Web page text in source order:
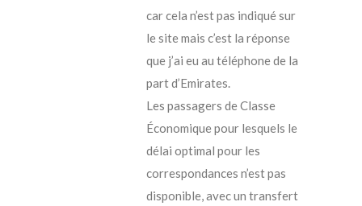
car cela n’est pas indiqué sur
le site mais c’est la réponse
que j’ai eu au téléphone de la
part d’Emirates.
Les passagers de Classe
Économique pour lesquels le
délai optimal pour les
correspondances n’est pas
disponible, avec un transfert